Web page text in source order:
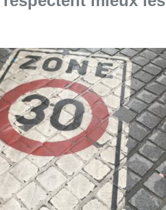
"Les Bruxellois
après un
dans un